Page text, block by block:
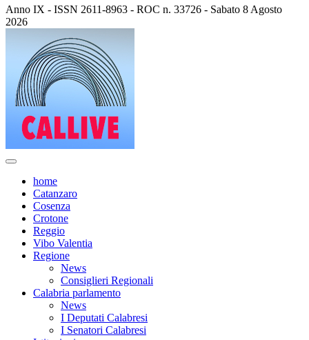
Anno IX - ISSN 2611-8963 - ROC n. 33726 - Sabato 8 Agosto
2026
home
Catanzaro
Cosenza
Crotone
Reggio
Vibo Valentia
Regione
News
Consiglieri Regionali
Calabria parlamento
News
I Deputati Calabresi
I Senatori Calabresi